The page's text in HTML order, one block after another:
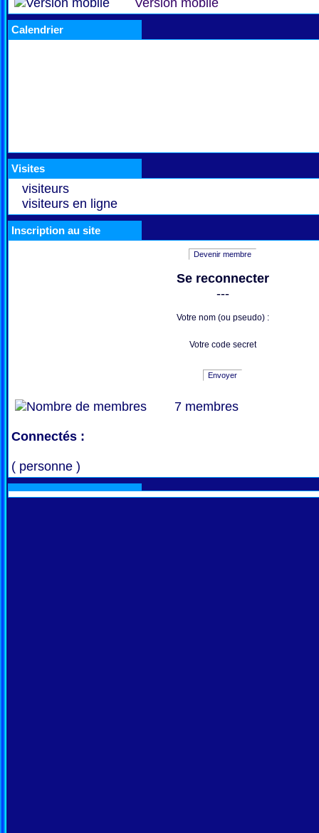
Version mobile
Calendrier
Visites
visiteurs
visiteurs en ligne
Inscription au site
Devenir membre
Se reconnecter
---
Votre nom (ou pseudo) :
Votre code secret
Envoyer
7 membres
Connectés :
( personne )